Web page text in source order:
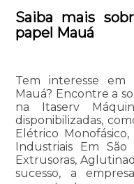
Saiba mais
papel Mauá
Tem interesse em
Mauá? Encontre a
na Itaserv
disponibilizadas,
Elétrico
Industriais Em São
Extrusoras,
sucesso, a